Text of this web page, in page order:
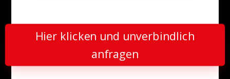
Hier klicken und unverbindlich
anfragen